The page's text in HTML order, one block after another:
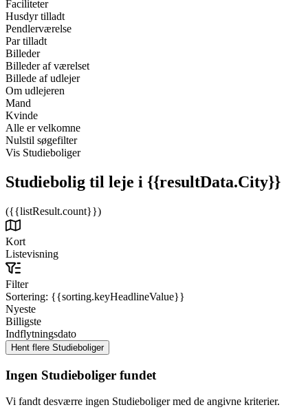
Faciliteter
Husdyr tilladt
Pendlerværelse
Par tilladt
Billeder
Billeder af værelset
Billede af udlejer
Om udlejeren
Mand
Kvinde
Alle er velkomne
Nulstil søgefilter
Vis Studieboliger
Studiebolig til leje i {{resultData.City}}
({{listResult.count}})
Kort
Listevisning
Filter
Sortering: {{sorting.keyHeadlineValue}}
Nyeste
Billigste
Indflytningsdato
Ingen Studieboliger fundet
Vi fandt desværre ingen Studieboliger med de angivne kriterier.